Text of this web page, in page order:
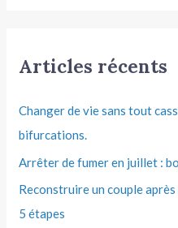
Articles récents
Changer de vie sans tout
bifurcations.
Arrêter de fumer en juillet :
Reconstruire un couple
5 étapes